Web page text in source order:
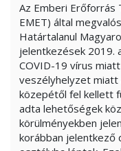
Az Emberi Erőforrás
EMET) által
Határtalanul
jelentkezések 2019.
COVID-19 vírus
veszélyhelyzet miatt
közepétől fel kellett
adta lehetőségek
körülményekben
korábban jelentkező